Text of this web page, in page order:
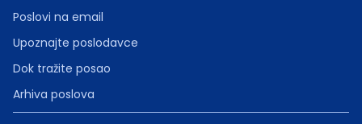
Poslovi na email
Upoznajte poslodavce
Dok tražite posao
Arhiva poslova